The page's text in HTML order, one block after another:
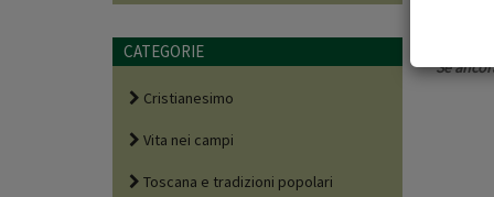
Se
CATEGORIE
Cristianesimo
Vita nei campi
Toscana e tradizioni popolari